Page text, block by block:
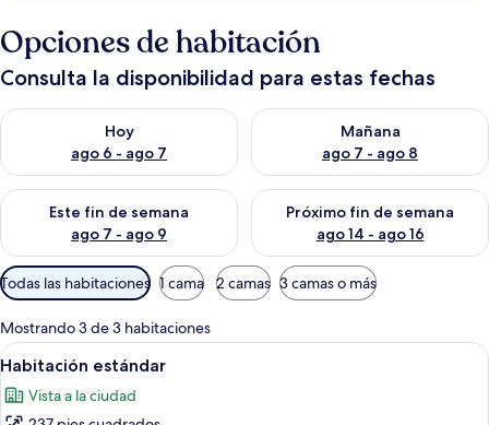
Opciones de habitación
Consulta la disponibilidad para estas fechas
Hoy
ago 6 - ago 7
Consulta la disponibilidad para hoy ago 6 - ago 7
Mañana
ago 7 - ago 8
Consulta la disponibilidad
Este fin de semana
ago 7 - ago 9
Consulta la disponibilidad para este fin de semana ago 7 -
Próximo fin de semana
ago 14 - ago 16
Consulta la disponibilidad
Filtros
disponibles
para
las
habitaciones
Todas las habitaciones 1 cama 2 camas 3 camas o más
Mostrando 3 de 3 habitaciones
Abrir
todas
las
Una habitación de hotel con una
14
Habitación estándar
Vista a la ciudad